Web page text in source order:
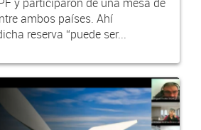
ambos países. Ahí
reserva “puede ser...